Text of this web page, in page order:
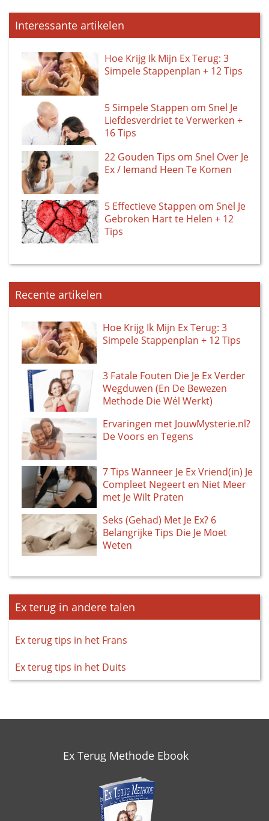
Interessante artikelen
Hoe Krijg Ik Mijn Ex Terug: 3
Simpele Stappenplan + 12 Tips
5 Simpele Stappen om Snel Je
Liefdesverdriet te Verwerken +
16 Tips
22 Gouden Tips om Snel Over Je
Ex / Iemand Heen Te Komen
5 Effectieve Stappen om Snel Je
Gebroken Hart te Helen + 12
Tips
Recente artikelen
Hoe Krijg Ik Mijn Ex Terug: 3
Simpele Stappenplan + 12 Tips
3 Fatale Fouten Die Je Ex Verder
Wegduwen (En De Bewezen
Methode Die Wél Werkt)
Ervaringen met JouwMysterie.nl?
De Voors en Tegens
7 Tips Wanneer Je Ex Vriend(in) Je
Compleet Negeert en Niet Meer
met Je Wilt Praten
Seks (Gehad) Met Je Ex? 6
Belangrijke Tips Die Je Moet
Weten
Ex terug in andere talen
Ex terug tips in het Frans
Ex terug tips in het Duits
Ex Terug Methode Ebook